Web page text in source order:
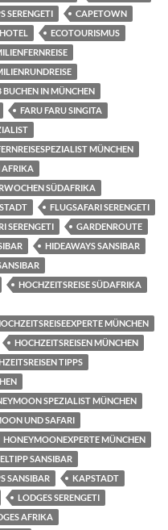
SERENGETI
CAPETOWN
ECOTOURISMUS
IN MÜNCHEN
FARU FARU SINGITA
MÜNCHEN
AFRIKA
SÜDAFRIKA
FLUGSAFARI SERENGETI
SERENGETI
GARDENROUTE
HIDEAWAYS SANSIBAR
HOCHZEITSREISE SÜDAFRIKA
MÜNCHEN
HOCHZEITSREISEN MÜNCHEN
TIPPS
SPEZIALIST MÜNCHEN
UND SAFARI
HONEYMOONEXPERTE MÜNCHEN
SANSIBAR
SANSIBAR
KAPSTADT
LODGES SERENGETI
AFRIKA